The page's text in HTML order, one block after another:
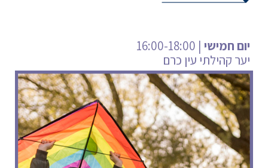
חמישי | 16:00-18:00
יער קהילתי עין כרם